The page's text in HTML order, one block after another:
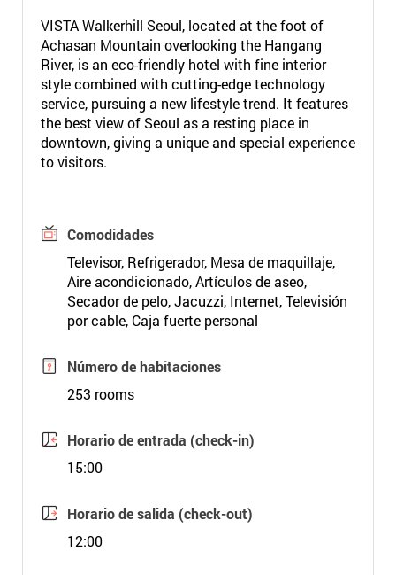
VISTA Walkerhill Seoul, located at the foot of
Achasan Mountain overlooking the Hangang
River, is an eco-friendly hotel with fine interior
style combined with cutting-edge technology
service, pursuing a new lifestyle trend. It features
the best view of Seoul as a resting place in
downtown, giving a unique and special experience
to visitors.
Comodidades
Televisor, Refrigerador, Mesa de maquillaje,
Aire acondicionado, Artículos de aseo,
Secador de pelo, Jacuzzi, Internet, Televisión
por cable, Caja fuerte personal
Número de habitaciones
253 rooms
Horario de entrada (check-in)
15:00
Horario de salida (check-out)
12:00